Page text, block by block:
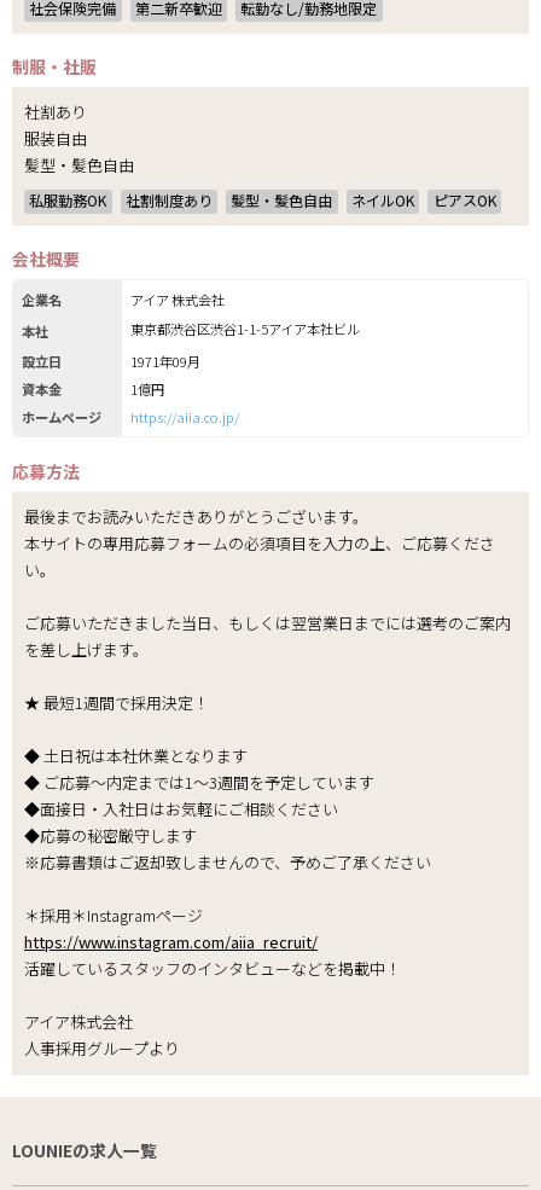
社会保険完備 第二新卒歓迎 転勤なし/勤務地限定
制服・社販
社割あり
服装自由
髪型・髪色自由
私服勤務OK 社割制度あり 髪型・髪色自由 ネイルOK ピアスOK
会社概要
企業名
アイア 株式会社
本社
東京都渋谷区渋谷1-1-5アイア本社ビル
設立日
1971年09月
資本金
1億円
ホームページ
https://aiia.co.jp/
応募方法
最後までお読みいただきありがとうございます。
本サイトの専用応募フォームの必須項目を入力の上、ご応募くださ
い。
ご応募いただきました当日、もしくは翌営業日までには選考のご案内
を差し上げます。
★ 最短1週間で採用決定！
◆ 土日祝は本社休業となります
◆ ご応募～内定までは1～3週間を予定しています
◆面接日・入社日はお気軽にご相談ください
◆応募の秘密厳守します
※応募書類はご返却致しませんので、予めご了承ください
＊採用＊Instagramページ
https://www.instagram.com/aiia_recruit/
活躍しているスタッフのインタビューなどを掲載中！
アイア株式会社
人事採用グループより
LOUNIEの求人一覧